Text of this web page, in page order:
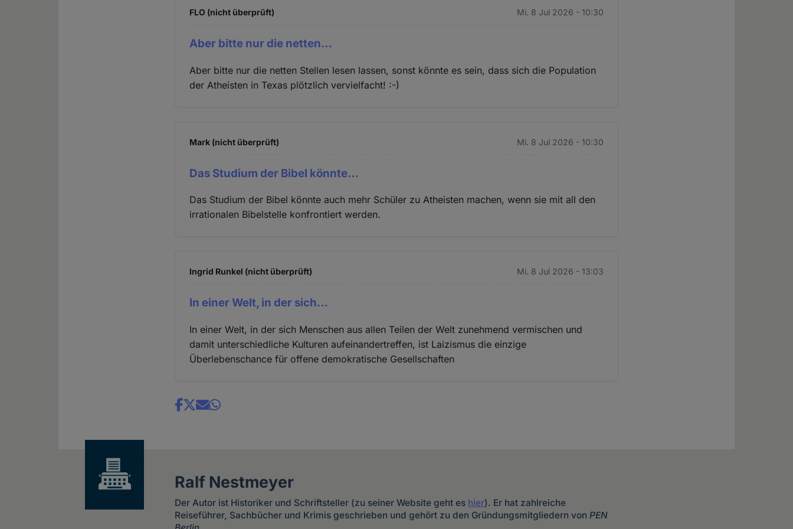
FLO (nicht überprüft) Mi. 8 Jul 2026 - 10:30
Aber bitte nur die netten…
Aber bitte nur die netten Stellen lesen lassen, sonst könnte es sein, dass sich die Population
der Atheisten in Texas plötzlich vervielfacht! :-)
Mark (nicht überprüft) Mi. 8 Jul 2026 - 10:30
Das Studium der Bibel könnte…
Das Studium der Bibel könnte auch mehr Schüler zu Atheisten machen, wenn sie mit all den
irrationalen Bibelstelle konfrontiert werden.
Ingrid Runkel (nicht überprüft) Mi. 8 Jul 2026 - 13:03
In einer Welt, in der sich…
In einer Welt, in der sich Menschen aus allen Teilen der Welt zunehmend vermischen und
damit unterschiedliche Kulturen aufeinandertreffen, ist Laizismus die einzige
Überlebenschance für offene demokratische Gesellschaften
Share
Ralf Nestmeyer
Der Autor ist Historiker und Schriftsteller (zu seiner Website geht es hier). Er hat zahlreiche
Reiseführer, Sachbücher und Krimis geschrieben und gehört zu den Gründungsmitgliedern vonPEN